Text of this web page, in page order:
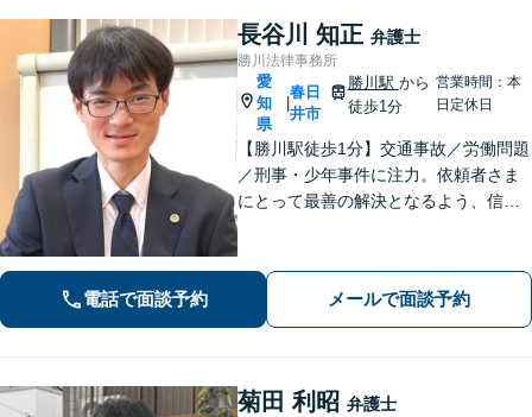
長谷川 知正 弁護士
勝川法律事務所
愛
知
県
春日
井市
勝川駅 から
徒歩1分
営業時間：本
日定休日
【勝川駅徒歩1分】交通事故／労働問題
／刑事・少年事件に注力。依頼者さま
にとって最善の解決となるよう、信頼
談ください。
電話で面談予約 メールで面談予約
菊田 利昭 弁護士